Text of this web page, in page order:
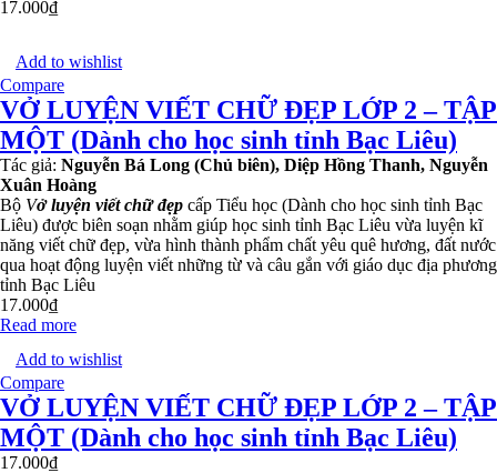
17.000₫
Add to wishlist
Compare
VỞ LUYỆN VIẾT CHỮ ĐẸP LỚP 2 – TẬP
MỘT (Dành cho học sinh tỉnh Bạc Liêu)
Tác giả: Nguyễn Bá Long (Chủ biên), Diệp Hồng Thanh, Nguyễn
Xuân Hoàng
Bộ Vở luyện viết chữ đẹp cấp Tiểu học (Dành cho học sinh tỉnh Bạc
Liêu) được biên soạn nhằm giúp học sinh tỉnh Bạc Liêu vừa luyện kĩ
năng viết chữ đẹp, vừa hình thành phẩm chất yêu quê hương, đất nước
qua hoạt động luyện viết những từ và câu gắn với giáo dục địa phương
tỉnh Bạc Liêu
17.000₫
Read more
Add to wishlist
Compare
VỞ LUYỆN VIẾT CHỮ ĐẸP LỚP 2 – TẬP
MỘT (Dành cho học sinh tỉnh Bạc Liêu)
17.000₫